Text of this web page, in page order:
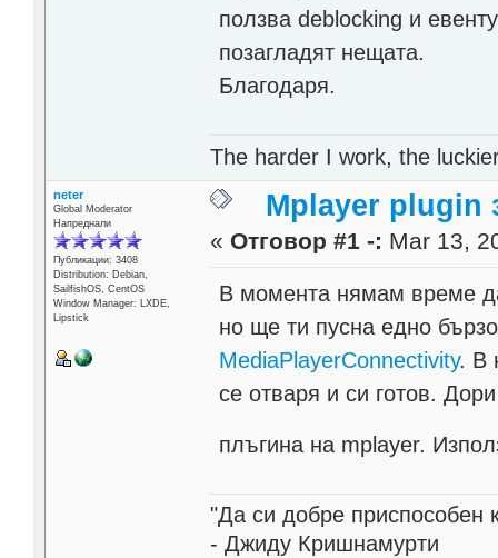
ползва deblocking и
позагладят нещата.
Благодаря.
The harder I work, the
neter
Global Moderator
Напреднали
Публикации: 3408
Distribution: Debian,
SailfishOS, CentOS
Window Manager: LXDE,
Lipstick
Mplayer plugin
« Отговор #1 -: Mar 13,
В момента нямам време
но ще ти пусна едно
MediaPlayerConnectivity. В
се отваря и си готов.
плъгина на mplayer.
"Да си добре приспособен
- Джиду Кришнамурти